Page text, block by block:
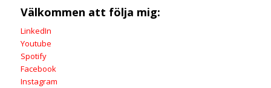
Välkommen att följa mig:
LinkedIn
Youtube
Spotify
Facebook
Instagram